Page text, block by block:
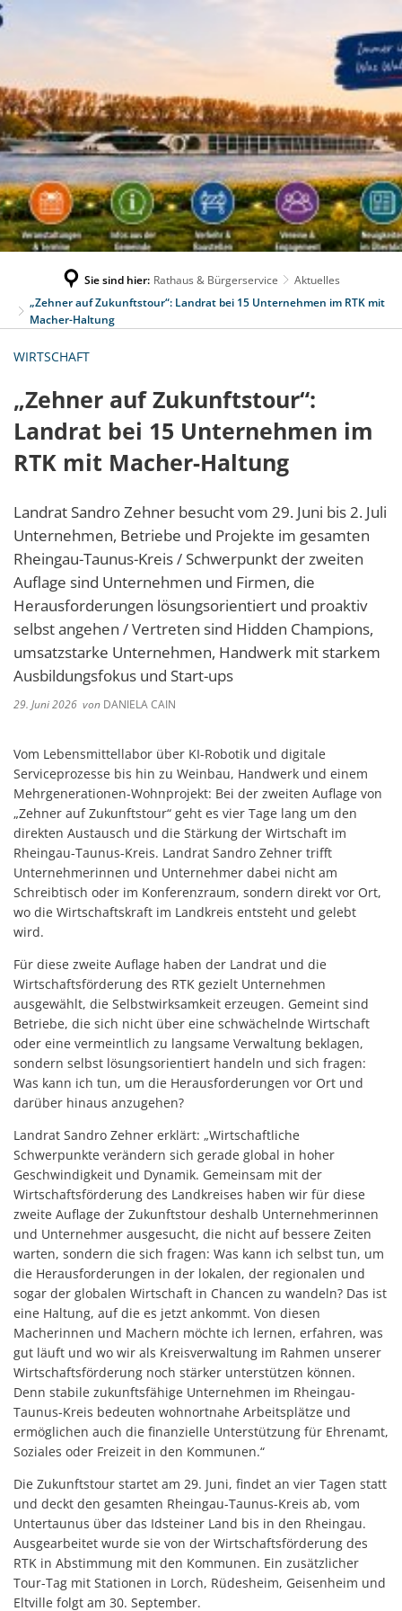
Sie sind hier: Rathaus & Bürgerservice
Aktuelles
„Zehner auf Zukunftstour“: Landrat bei 15 Unternehmen im RTK mit
Macher-Haltung
WIRTSCHAFT
„Zehner auf Zukunftstour“:
Landrat bei 15 Unternehmen im
RTK mit Macher-Haltung
Landrat Sandro Zehner besucht vom 29. Juni bis 2. Juli
Unternehmen, Betriebe und Projekte im gesamten
Rheingau-Taunus-Kreis / Schwerpunkt der zweiten
Auflage sind Unternehmen und Firmen, die
Herausforderungen lösungsorientiert und proaktiv
selbst angehen / Vertreten sind Hidden Champions,
umsatzstarke Unternehmen, Handwerk mit starkem
Ausbildungsfokus und Start-ups
29. Juni 2026 von DANIELA CAIN
Vom Lebensmittellabor über KI-Robotik und digitale
Serviceprozesse bis hin zu Weinbau, Handwerk und einem
Mehrgenerationen-Wohnprojekt: Bei der zweiten Auflage von
„Zehner auf Zukunftstour“ geht es vier Tage lang um den
direkten Austausch und die Stärkung der Wirtschaft im
Rheingau-Taunus-Kreis. Landrat Sandro Zehner trifft
Unternehmerinnen und Unternehmer dabei nicht am
Schreibtisch oder im Konferenzraum, sondern direkt vor Ort,
wo die Wirtschaftskraft im Landkreis entsteht und gelebt
wird.
Für diese zweite Auflage haben der Landrat und die
Wirtschaftsförderung des RTK gezielt Unternehmen
ausgewählt, die Selbstwirksamkeit erzeugen. Gemeint sind
Betriebe, die sich nicht über eine schwächelnde Wirtschaft
oder eine vermeintlich zu langsame Verwaltung beklagen,
sondern selbst lösungsorientiert handeln und sich fragen:
Was kann ich tun, um die Herausforderungen vor Ort und
darüber hinaus anzugehen?
Landrat Sandro Zehner erklärt: „Wirtschaftliche
Schwerpunkte verändern sich gerade global in hoher
Geschwindigkeit und Dynamik. Gemeinsam mit der
Wirtschaftsförderung des Landkreises haben wir für diese
zweite Auflage der Zukunftstour deshalb Unternehmerinnen
und Unternehmer ausgesucht, die nicht auf bessere Zeiten
warten, sondern die sich fragen: Was kann ich selbst tun, um
die Herausforderungen in der lokalen, der regionalen und
sogar der globalen Wirtschaft in Chancen zu wandeln? Das ist
eine Haltung, auf die es jetzt ankommt. Von diesen
Macherinnen und Machern möchte ich lernen, erfahren, was
gut läuft und wo wir als Kreisverwaltung im Rahmen unserer
Wirtschaftsförderung noch stärker unterstützen können.
Denn stabile zukunftsfähige Unternehmen im Rheingau-
Taunus-Kreis bedeuten wohnortnahe Arbeitsplätze und
ermöglichen auch die finanzielle Unterstützung für Ehrenamt,
Soziales oder Freizeit in den Kommunen.“
Die Zukunftstour startet am 29. Juni, findet an vier Tagen statt
und deckt den gesamten Rheingau-Taunus-Kreis ab, vom
Untertaunus über das Idsteiner Land bis in den Rheingau.
Ausgearbeitet wurde sie von der Wirtschaftsförderung des
RTK in Abstimmung mit den Kommunen. Ein zusätzlicher
Tour-Tag mit Stationen in Lorch, Rüdesheim, Geisenheim und
Eltville folgt am 30. September.